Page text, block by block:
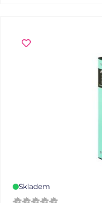
Skladem